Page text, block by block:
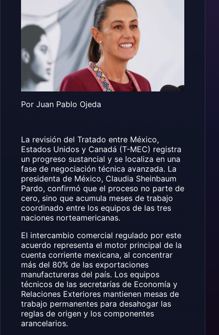
Por Juan Pablo Ojeda
La revisión del Tratado entre México,
Estados Unidos y Canadá (T-MEC) registra
un progreso sustancial y se localiza en una
fase de negociación técnica avanzada. La
presidenta de México, Claudia Sheinbaum
Pardo, confirmó que el proceso no parte de
cero, sino que acumula meses de trabajo
coordinado entre los equipos de las tres
naciones norteamericanas.
El intercambio comercial regulado por este
acuerdo representa el motor principal de la
cuenta corriente mexicana, al concentrar
más del 80% de las exportaciones
manufactureras del país. Los equipos
técnicos de las secretarías de Economía y
Relaciones Exteriores mantienen mesas de
trabajo permanentes para desahogar las
reglas de origen y los componentes
arancelarios.